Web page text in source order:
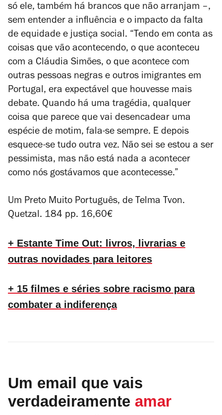
só ele, também há brancos que não arranjam –,
sem entender a influência e o impacto da falta
de equidade e justiça social. “Tendo em conta as
coisas que vão acontecendo, o que aconteceu
com a Cláudia Simões, o que acontece com
outras pessoas negras e outros imigrantes em
Portugal, era expectável que houvesse mais
debate. Quando há uma tragédia, qualquer
coisa que parece que vai desencadear uma
espécie de motim, fala-se sempre. E depois
esquece-se tudo outra vez. Não sei se estou a ser
pessimista, mas não está nada a acontecer
como nós gostávamos que acontecesse.”
Um Preto Muito Português, de Telma Tvon.
Quetzal. 184 pp. 16,60€
+ Estante Time Out: livros, livrarias e
outras novidades para leitores
+ 15 filmes e séries sobre racismo para
combater a indiferença
Um email que vais
verdadeiramente amar